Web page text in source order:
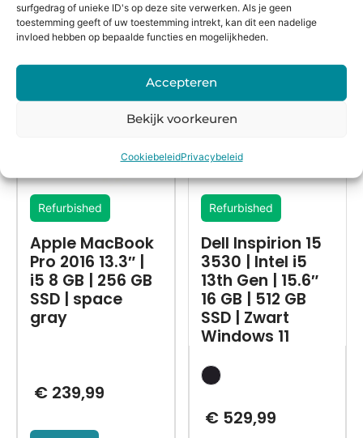
surfgedrag of unieke ID's op deze site verwerken. Als je geen
toestemming geeft of uw toestemming intrekt, kan dit een nadelige
invloed hebben op bepaalde functies en mogelijkheden.
Accepteren
Bekijk voorkeuren
CookiebeleidPrivacybeleid
Alternatieven
Refurbished
Apple MacBook
Pro 2016 13.3″ |
i5 8 GB | 256 GB
SSD | space
gray
€239,99
Refurbished
Dell Inspirion 15
3530 | Intel i5
13th Gen | 15.6″
16 GB | 512 GB
SSD | Zwart
Windows 11
€ 529,99